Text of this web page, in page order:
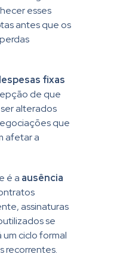
esses
antes que os
fixas
de que
alterados
que
afetar a
é a ausência
assinaturas
se
ciclo formal
recorrentes.